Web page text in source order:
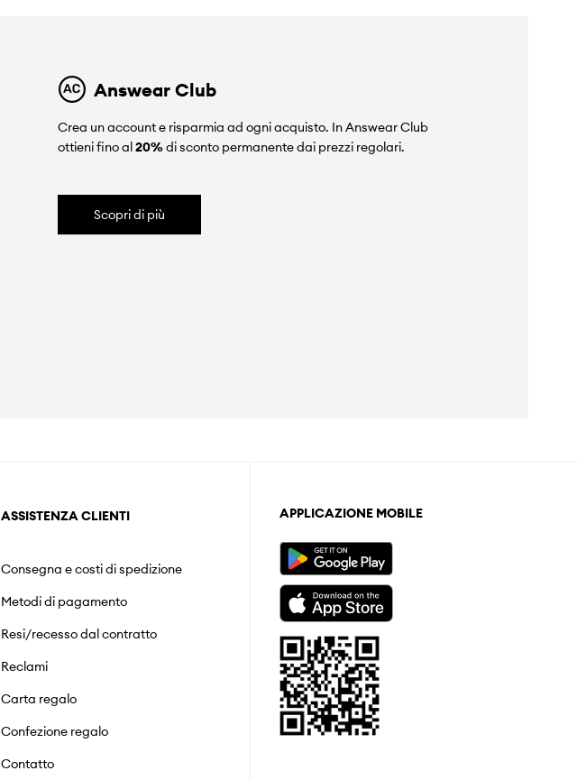
Answear Club
Crea un account e risparmia ad ogni acquisto. In Answear Club
ottieni fino al20%di sconto permanente dai prezzi regolari.
Scopri di più
ASSISTENZA CLIENTI
Consegna e costi di spedizione
Metodi di pagamento
Resi/recesso dal contratto
Reclami
Carta regalo
Confezione regalo
Contatto
APPLICAZIONE MOBILE